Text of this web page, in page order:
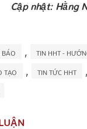
Cập nhật: Hằng
BÁO TIN HHT -
TẠO TIN TỨC HHT